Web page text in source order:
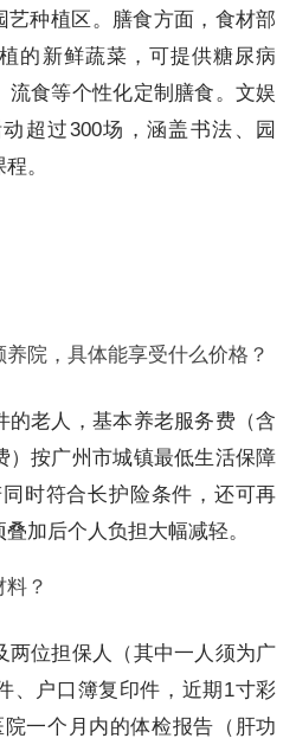
艺种植区。膳食方面，食材部
的新鲜蔬菜，可提供糖尿病
流食等个性化定制膳食。文娱
超过300场，涵盖书法、园
。
院，具体能享受什么价格？
的老人，基本养老服务费（含
）按广州市城镇最低生活保障
时符合长护险条件，还可再
加后个人负担大幅减轻。
？
两位担保人（其中一人须为广
、户口簿复印件，近期1寸彩
一个月内的体检报告（肝功